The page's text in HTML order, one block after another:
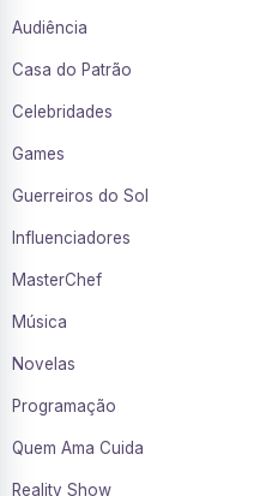
Audiência
Casa do Patrão
Celebridades
Games
Guerreiros do Sol
Influenciadores
MasterChef
Música
Novelas
Programação
Quem Ama Cuida
Reality Show